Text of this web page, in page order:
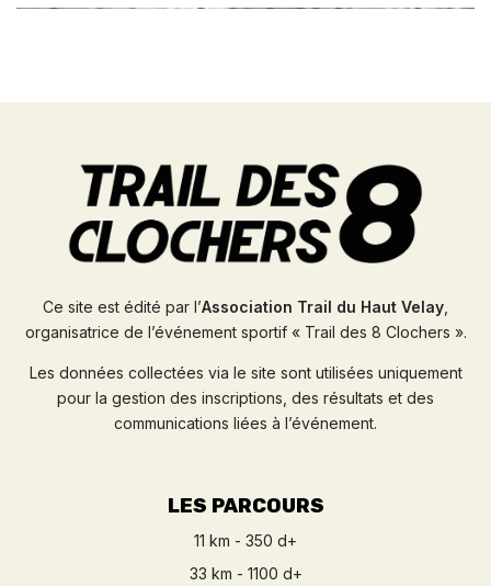
Ce site est édité par l’Association Trail du Haut Velay
organisatrice de l’événement sportif « Trail des 8 Clochers ».
Les données collectées via le site sont utilisées uniquement
pour la gestion des inscriptions, des résultats et des
communications liées à l’événement.
LES PARCOURS
11 km - 350 d+
33 km - 1100 d+